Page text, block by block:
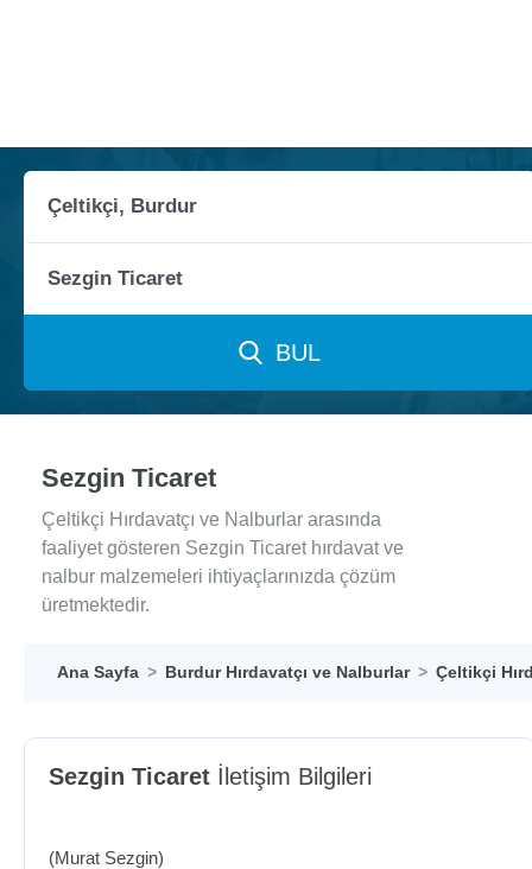
BUL
Sezgin Ticaret
Çeltikçi Hırdavatçı ve Nalburlar arasında
faaliyet gösteren Sezgin Ticaret hırdavat ve
nalbur malzemeleri ihtiyaçlarınızda çözüm
üretmektedir.
Ana Sayfa Burdur Hırdavatçı ve Nalburlar Çeltikçi
Sezgin Ticaret İletişim Bilgileri
(Murat Sezgin)